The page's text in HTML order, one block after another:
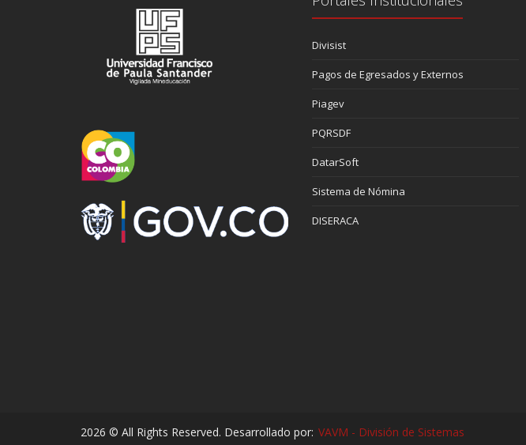
Divisist
Pagos de Egresados y Externos
Piagev
PQRSDF
DatarSoft
Sistema de Nómina
DISERACA
2026 © All Rights Reserved. Desarrollado por: VAVM - División de Sistemas